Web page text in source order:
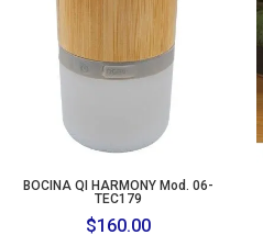
BOCINA QI HARMONY Mod. 06-
TEC179
$160.00